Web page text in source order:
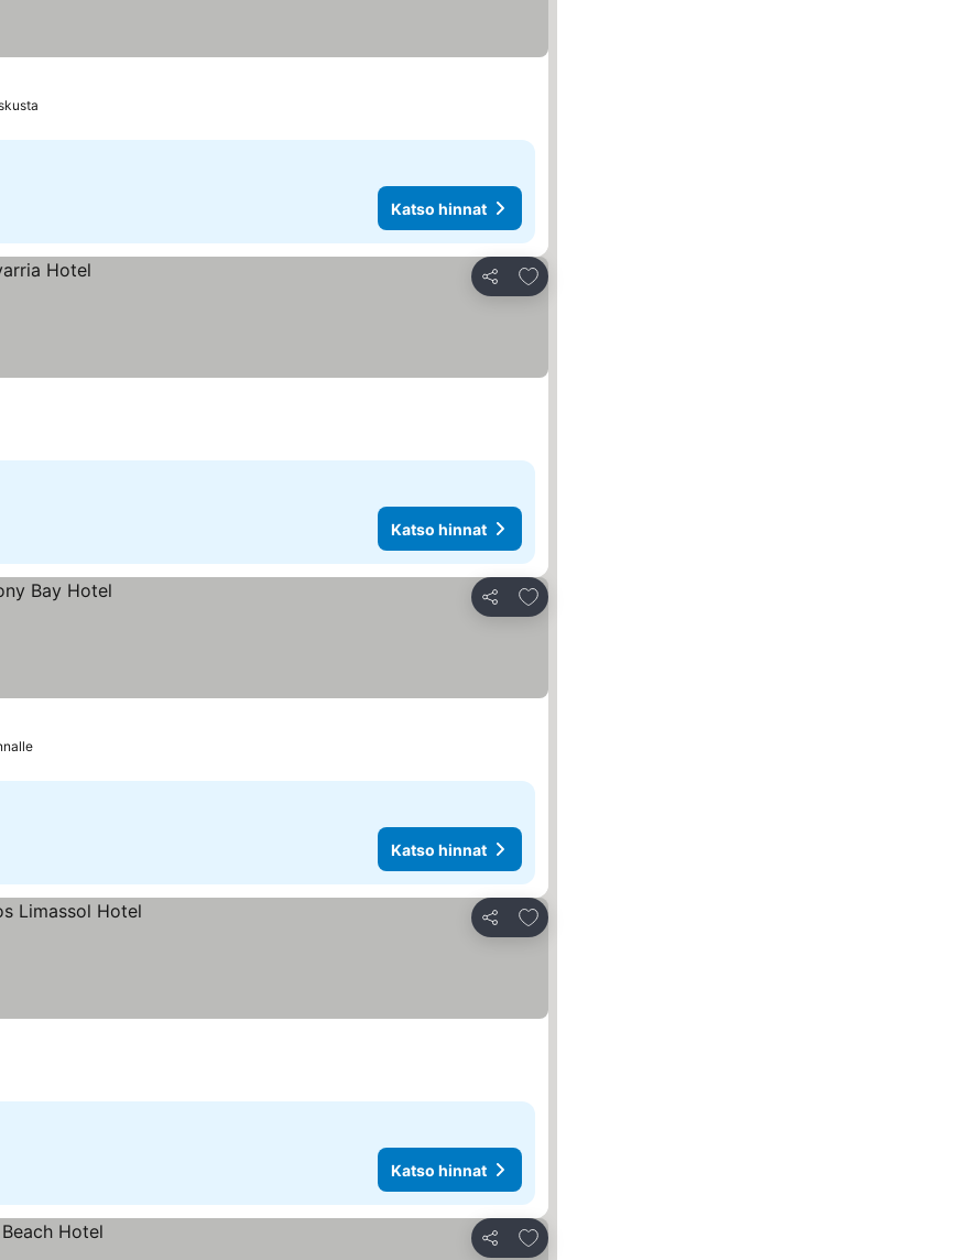
Katso hinnat
Jaa
Lisää suosikkeihin
Katso hinnat
Jaa
Lisää suosikkeihin
Katso hinnat
Jaa
Lisää suosikkeihin
Katso hinnat
Jaa
Lisää suosikkeihin